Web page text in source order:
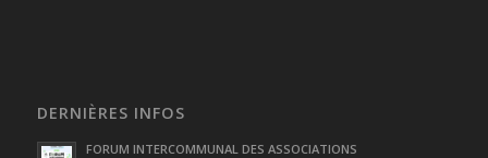
DERNIÈRES INFOS
FORUM INTERCOMMUNAL DES ASSOCIATIONS